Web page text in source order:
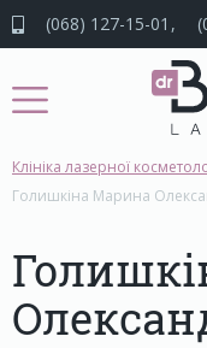
(068) 127-15-01
Клініка лазерної
Голишкіна Марина